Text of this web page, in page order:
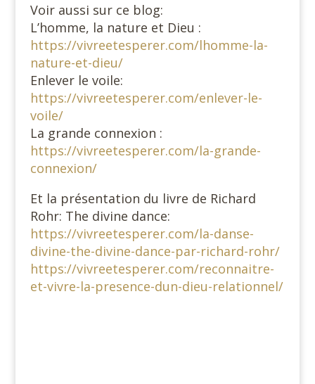
Voir aussi sur ce blog:
L’homme, la nature et Dieu :
https://vivreetesperer.com/lhomme-la-
nature-et-dieu/
Enlever le voile:
https://vivreetesperer.com/enlever-le-
voile/
La grande connexion :
https://vivreetesperer.com/la-grande-
connexion/
Et la présentation du livre de Richard
Rohr: The divine dance:
https://vivreetesperer.com/la-danse-
divine-the-divine-dance-par-richard-rohr/
https://vivreetesperer.com/reconnaitre-
et-vivre-la-presence-dun-dieu-relationnel/